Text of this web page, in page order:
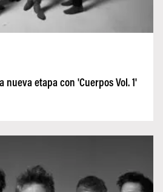
nueva etapa con 'Cuerpos Vol. 1'